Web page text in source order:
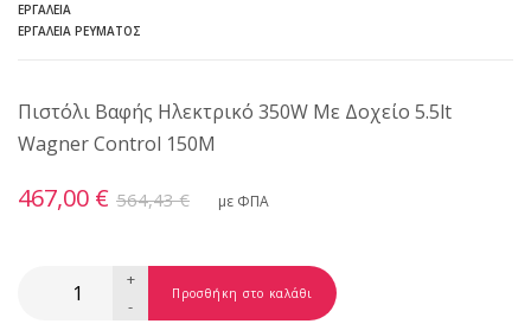
ΕΡΓΑΛΕΊΑ
ΕΡΓΑΛΕΊΑ ΡΕΎΜΑΤΟΣ
Πιστόλι Βαφής Ηλεκτρικό 350W Mε Δοχείο 5.5lt
Wagner Control 150M
467,00 € 564,43 € με ΦΠΑ
-
+